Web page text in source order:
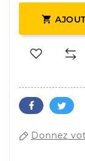

Donnez